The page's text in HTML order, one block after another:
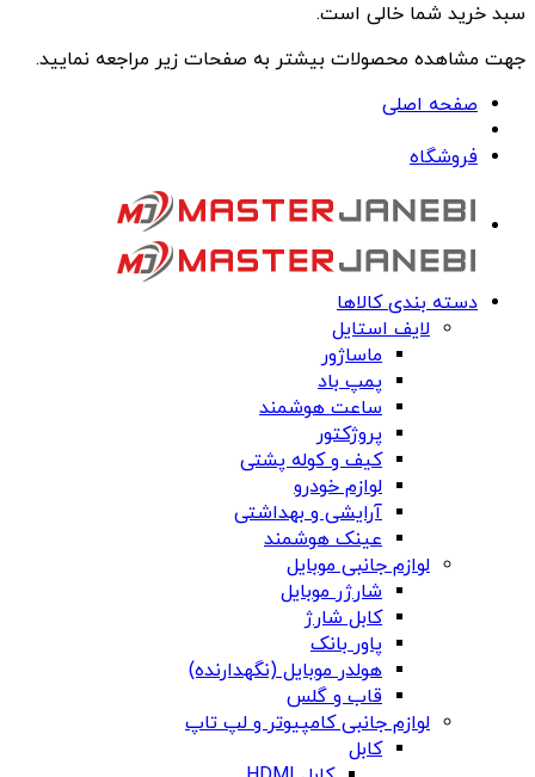
سبد خرید شما خالی است.
جهت مشاهده محصولات بیشتر به صفحات زیر مراجعه نمایید.
صفحه اصلی
فروشگاه
دسته بندی کالاها
لایف استایل
ماساژور
پمپ باد
ساعت هوشمند
پروژکتور
کیف و کوله پشتی
لوازم خودرو
آرایشی و بهداشتی
عینک هوشمند
لوازم جانبی موبایل
شارژر موبایل
کابل شارژ
پاور بانک
هولدر موبایل (نگهدارنده)
قاب و گلس
لوازم جانبی کامپیوتر و لپ تاپ
کابل